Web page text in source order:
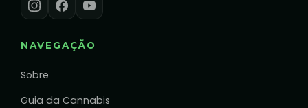
NAVEGAÇÃO
Sobre
Guia da Cannabis